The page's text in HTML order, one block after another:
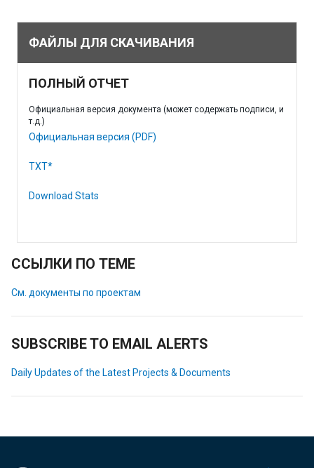
ФАЙЛЫ ДЛЯ СКАЧИВАНИЯ
ПОЛНЫЙ ОТЧЕТ
Официальная версия документа (может содержать подписи, и
т.д.)
Официальная версия (PDF)
TXT*
Download Stats
ССЫЛКИ ПО ТЕМЕ
См. документы по проектам
SUBSCRIBE TO EMAIL ALERTS
Daily Updates of the Latest Projects & Documents